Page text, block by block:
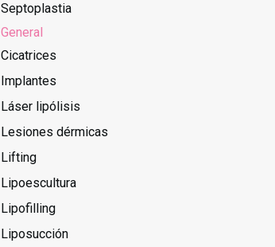
Septoplastia
General
Cicatrices
Implantes
Láser lipólisis
Lesiones dérmicas
Lifting
Lipoescultura
Lipofilling
Liposucción